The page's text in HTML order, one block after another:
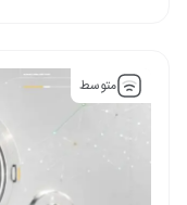
متوسط